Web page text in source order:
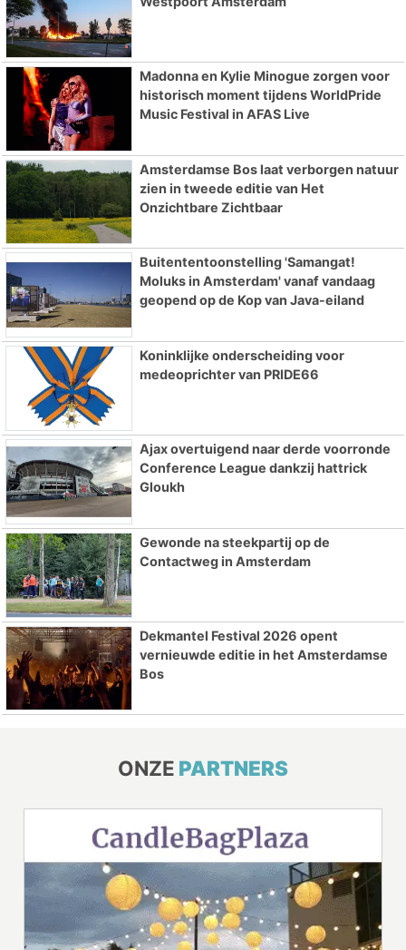
Madonna en Kylie Minogue zorgen voor
historisch moment tijdens WorldPride
Music Festival in AFAS Live
Amsterdamse Bos laat verborgen natuur
zien in tweede editie van Het
Onzichtbare Zichtbaar
Buitententoonstelling 'Samangat!
Moluks in Amsterdam' vanaf vandaag
geopend op de Kop van Java-eiland
Koninklijke onderscheiding voor
medeoprichter van PRIDE66
Ajax overtuigend naar derde voorronde
Conference League dankzij hattrick
Gloukh
Gewonde na steekpartij op de
Contactweg in Amsterdam
Dekmantel Festival 2026 opent
vernieuwde editie in het Amsterdamse
Bos
ONZE PARTNERS